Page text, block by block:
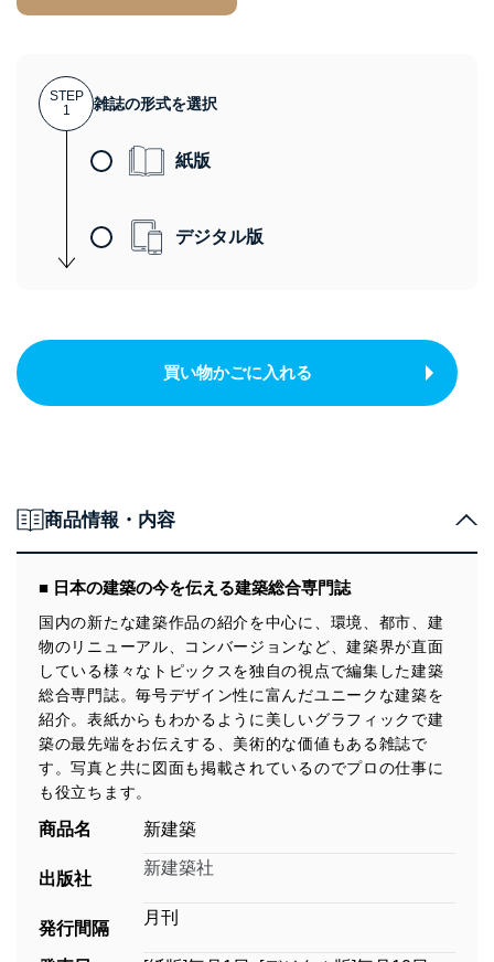
STEP
1
雑誌の形式を選択
紙版
デジタル版
買い物かごに入れる
商品情報・内容
■ 日本の建築の今を伝える建築総合専門誌
国内の新たな建築作品の紹介を中心に、環境、都市、建
物のリニューアル、コンバージョンなど、建築界が直面
している様々なトピックスを独自の視点で編集した建築
総合専門誌。毎号デザイン性に富んだユニークな建築を
紹介。表紙からもわかるように美しいグラフィックで建
築の最先端をお伝えする、美術的な価値もある雑誌で
す。写真と共に図面も掲載されているのでプロの仕事に
も役立ちます。
商品名 新建築
出版社
新建築社
発行間隔
月刊